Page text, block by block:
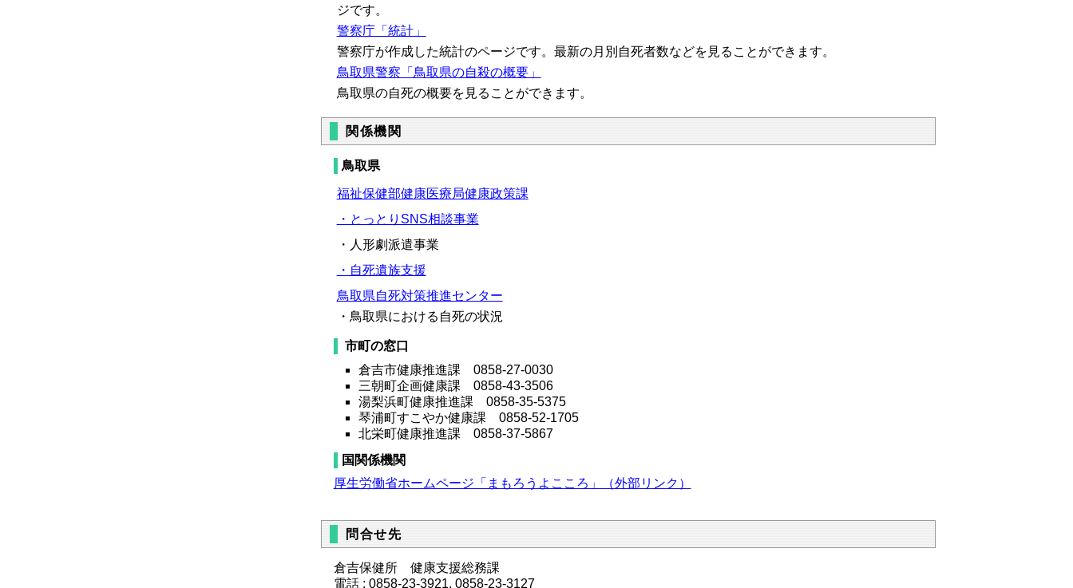
ジです。
警察庁「統計」
警察庁が作成した統計のページです。最新の月別自死者数などを見ることができます。
鳥取県警察「鳥取県の自殺の概要」
鳥取県の自死の概要を見ることができます。
関係機関
鳥取県
福祉保健部健康医療局健康政策課
・とっとりSNS相談事業
・人形劇派遣事業
・自死遺族支援
鳥取県自死対策推進センター
・鳥取県における自死の状況
市町の窓口
倉吉市健康推進課 0858-27-0030
三朝町企画健康課 0858-43-3506
湯梨浜町健康推進課 0858-35-5375
琴浦町すこやか健康課 0858-52-1705
北栄町健康推進課 0858-37-5867
国関係機関
厚生労働省ホームページ「まもろうよこころ」（外部リンク）
問合せ先
倉吉保健所 健康支援総務課
電話 : 0858-23-3921, 0858-23-3127